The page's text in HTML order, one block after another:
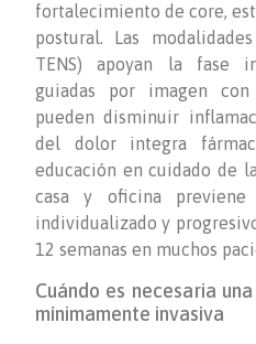
fortalecimiento de core,
postural. Las
TENS) apoyan la fase
guiadas por imagen
pueden disminuir
del dolor integra
educación en cuidado de
casa y oficina previene
individualizado y
12 semanas en muchos
Cuándo es necesaria
mínimamente invasiva